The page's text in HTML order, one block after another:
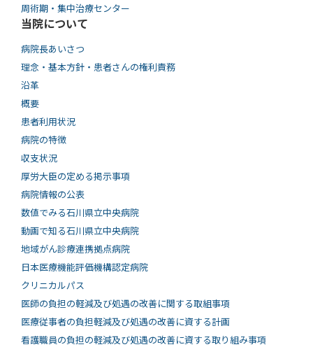
周術期・集中治療センター
当院について
病院長あいさつ
理念・基本方針・患者さんの権利責務
沿革
概要
患者利用状況
病院の特徴
収支状況
厚労大臣の定める掲示事項
病院情報の公表
数値でみる石川県立中央病院
動画で知る⽯川県⽴中央病院
地域がん診療連携拠点病院
日本医療機能評価機構認定病院
クリニカルパス
医師の負担の軽減及び処遇の改善に関する取組事項
医療従事者の負担軽減及び処遇の改善に資する計画
看護職員の負担の軽減及び処遇の改善に資する取り組み事項